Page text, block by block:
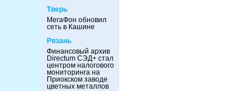
Тверь
МегаФон обновил
сеть в Кашине
Рязань
Финансовый архив
Directum СЭД+ стал
центром налогового
мониторинга на
Приокском заводе
цветных металлов